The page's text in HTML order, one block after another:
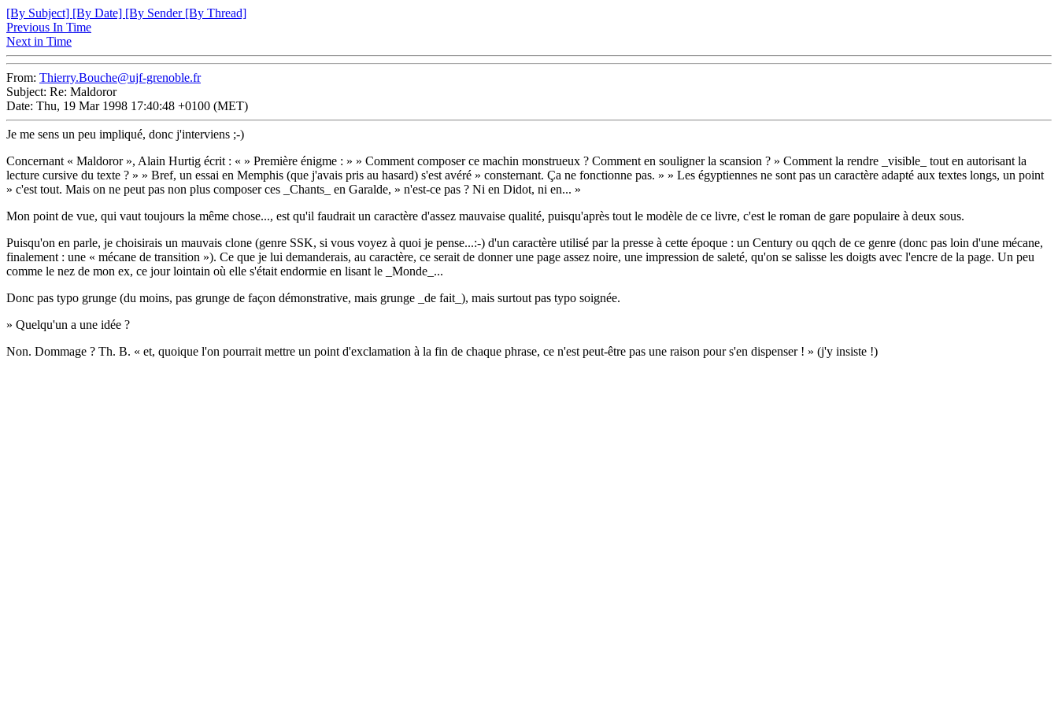
[By Subject] [By Date] [By Sender [By Thread]
Previous In Time
Next in Time
From: Thierry.Bouche@ujf-grenoble.fr
Subject: Re: Maldoror
Date: Thu, 19 Mar 1998 17:40:48 +0100 (MET)
Je me sens un peu impliqué, donc j'interviens ;-)
Concernant « Maldoror », Alain Hurtig écrit : « » Première énigme : » » Comment composer ce machin monstrueux ? Comment en souligner la scansion ? » Comment la rendre _visible_ tout en autorisant la
lecture cursive du texte ? » » Bref, un essai en Memphis (que j'avais pris au hasard) s'est avéré » consternant. Ça ne fonctionne pas. » » Les égyptiennes ne sont pas un caractère adapté aux textes longs, un point
» c'est tout. Mais on ne peut pas non plus composer ces _Chants_ en Garalde, » n'est-ce pas ? Ni en Didot, ni en... »
Mon point de vue, qui vaut toujours la même chose..., est qu'il faudrait un caractère d'assez mauvaise qualité, puisqu'après tout le modèle de ce livre, c'est le roman de gare populaire à deux sous.
Puisqu'on en parle, je choisirais un mauvais clone (genre SSK, si vous voyez à quoi je pense...:-) d'un caractère utilisé par la presse à cette époque : un Century ou qqch de ce genre (donc pas loin d'une mécane,
finalement : une « mécane de transition »). Ce que je lui demanderais, au caractère, ce serait de donner une page assez noire, une impression de saleté, qu'on se salisse les doigts avec l'encre de la page. Un peu
comme le nez de mon ex, ce jour lointain où elle s'était endormie en lisant le _Monde_...
Donc pas typo grunge (du moins, pas grunge de façon démonstrative, mais grunge _de fait_), mais surtout pas typo soignée.
» Quelqu'un a une idée ?
Non. Dommage ? Th. B. « et, quoique l'on pourrait mettre un point d'exclamation à la fin de chaque phrase, ce n'est peut-être pas une raison pour s'en dispenser ! » (j'y insiste !)